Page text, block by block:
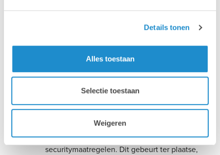
Details tonen
Alles toestaan
Selectie toestaan
Weigeren
We starten met een kort, doelgericht gesprek
waarin we luisteren naar jouw IT-situatie,
bepalen we waar we moeten inzoomen tijdens
1. Analyse te plaatse
Onze consultants voeren een grondige
technische analyse uit van je netwerk,
infrastructuur, devicebeheer, integraties en
securitymaatregelen. Dit gebeurt ter plaatse,